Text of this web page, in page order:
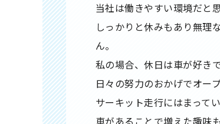
当社は働きやすい環境だと思
しっかりと休みもあり無理
ん。
私の場合、休日は車が好き
日々の努力のおかげでオー
サーキット走行にはまってい
車があることで増えた趣味